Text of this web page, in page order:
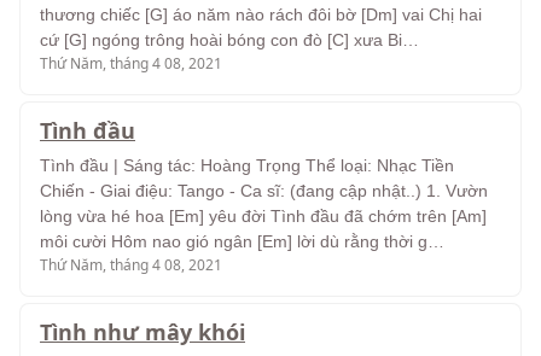
thương chiếc [G] áo năm nào rách đôi bờ [Dm] vai Chị hai
cứ [G] ngóng trông hoài bóng con đò [C] xưa Bi…
Thứ Năm, tháng 4 08, 2021
Tình đầu
Tình đầu | Sáng tác: Hoàng Trọng Thể loại: Nhạc Tiền
Chiến - Giai điệu: Tango - Ca sĩ: (đang cập nhật..) 1. Vườn
lòng vừa hé hoa [Em] yêu đời Tình đầu đã chớm trên [Am]
môi cười Hôm nao gió ngân [Em] lời dù rằng thời g…
Thứ Năm, tháng 4 08, 2021
Tình như mây khói